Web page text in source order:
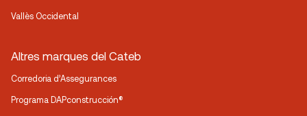
Vallès Occidental
Altres marques del Cateb
Corredoria d’Assegurances
Programa DAPconstrucción®